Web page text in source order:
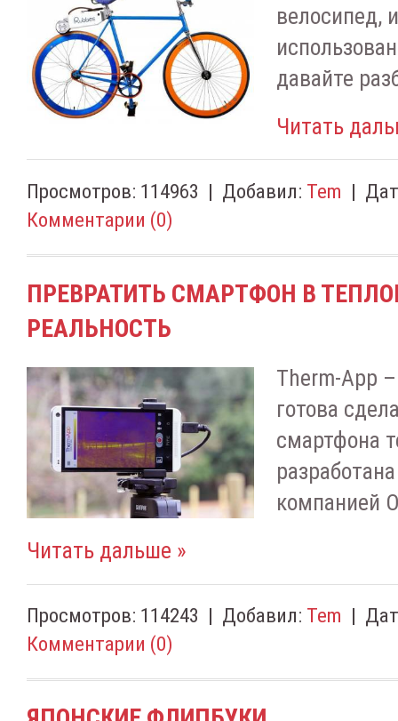
велосипед,
давайте
Читать
Просмотров: 114963 | Добавил: Tem |
Комментарии (0)
ПРЕВРАТИТЬ СМАРТФОН В
РЕАЛЬНОСТЬ
Therm-App
готова
смартфона
компанией
Читать дальше »
Просмотров: 114243 | Добавил: Tem |
Комментарии (0)